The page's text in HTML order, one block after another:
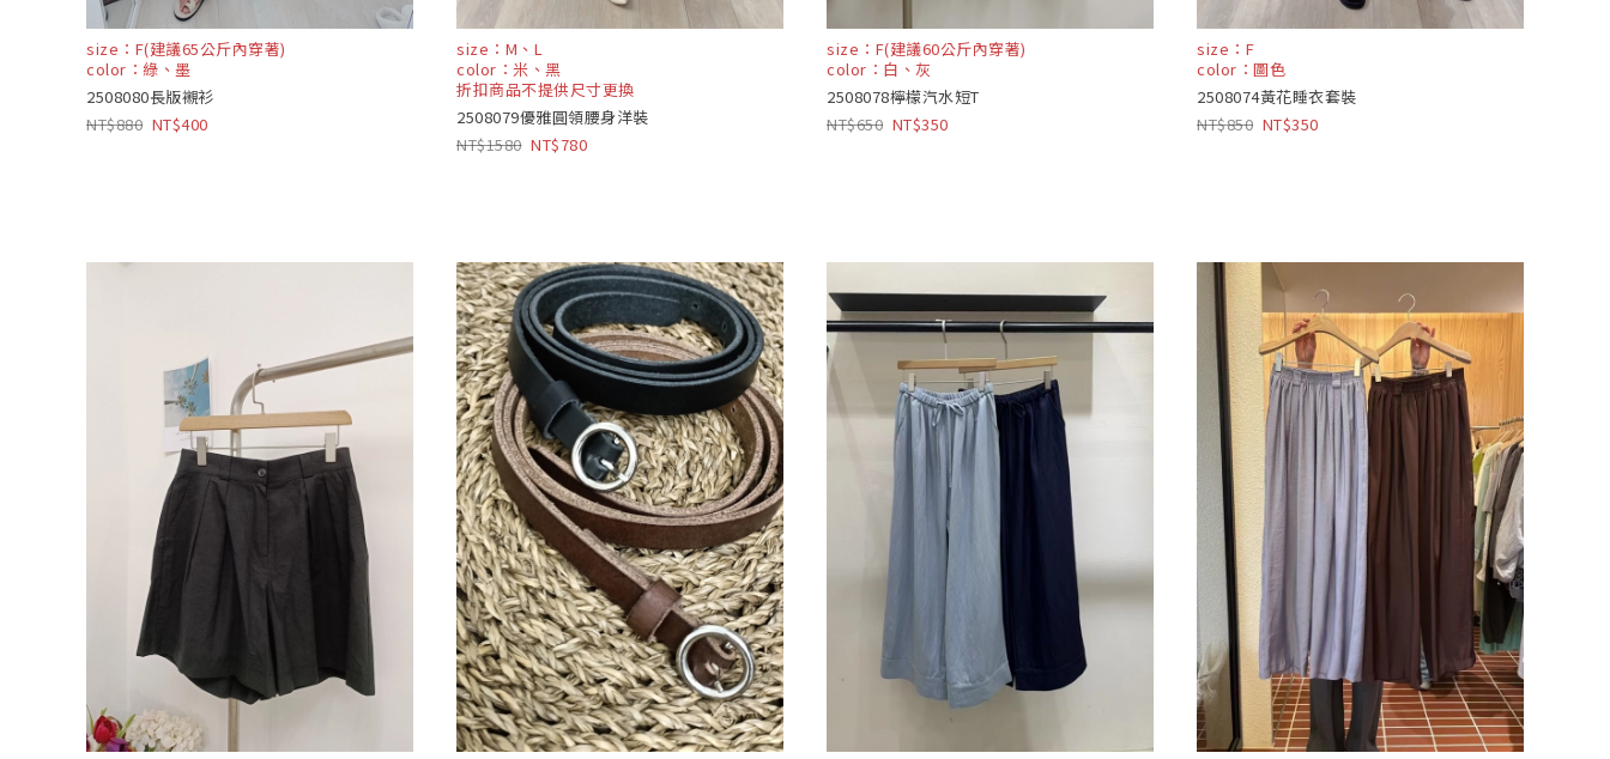
size：F(建議65公斤內穿著)
color：綠、墨
2508080長版襯衫
880
400
size：M、L
color：米、黑
折扣商品不提供尺寸更換
2508079優雅圓領腰身洋裝
1580
780
size：F(建議60公斤內穿著)
color：白、灰
2508078檸檬汽水短T
650
350
size：F
color：圖色
2508074黃花睡衣套裝
850
350